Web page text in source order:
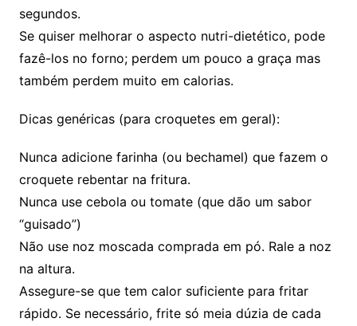
segundos.
Se quiser melhorar o aspecto nutri-dietético, pode
fazê-los no forno; perdem um pouco a graça mas
também perdem muito em calorias.
Dicas genéricas (para croquetes em geral):
Nunca adicione farinha (ou bechamel) que fazem o
croquete rebentar na fritura.
Nunca use cebola ou tomate (que dão um sabor
“guisado”)
Não use noz moscada comprada em pó. Rale a noz
na altura.
Assegure-se que tem calor suficiente para fritar
rápido. Se necessário, frite só meia dúzia de cada